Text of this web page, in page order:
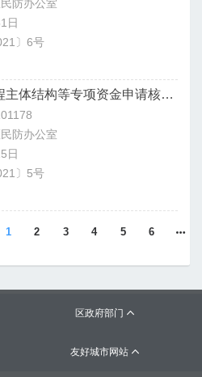
防办公室
日
〕6号
关于改造公用民防工程主体结构等专项资金申请核拨尾款的请示
防办公室
日
〕5号
1 2 3 4 5 6
区政府部门 
友好城市网站 